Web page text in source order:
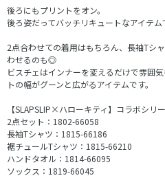
後ろにもプリントをオン。
後ろ姿だってバッチリキュートなアイテム
2点合わせての着用はもちろん、長袖Tシ
わせるのも◎
ビスチェはインナーを変えるだけで雰囲
トの幅がグーンと広がるアイテムです。
【SLAPSLIP×ハローキティ】コラボシリ
2点セット：1802-66058
長袖Tシャツ：1815-66186
裾チュールTシャツ：1815-66210
ハンドタオル：1814-66095
ソックス：1819-66045